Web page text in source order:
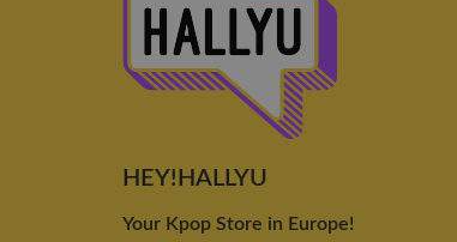
HEY!HALLYU
Your Kpop Store in Europe!